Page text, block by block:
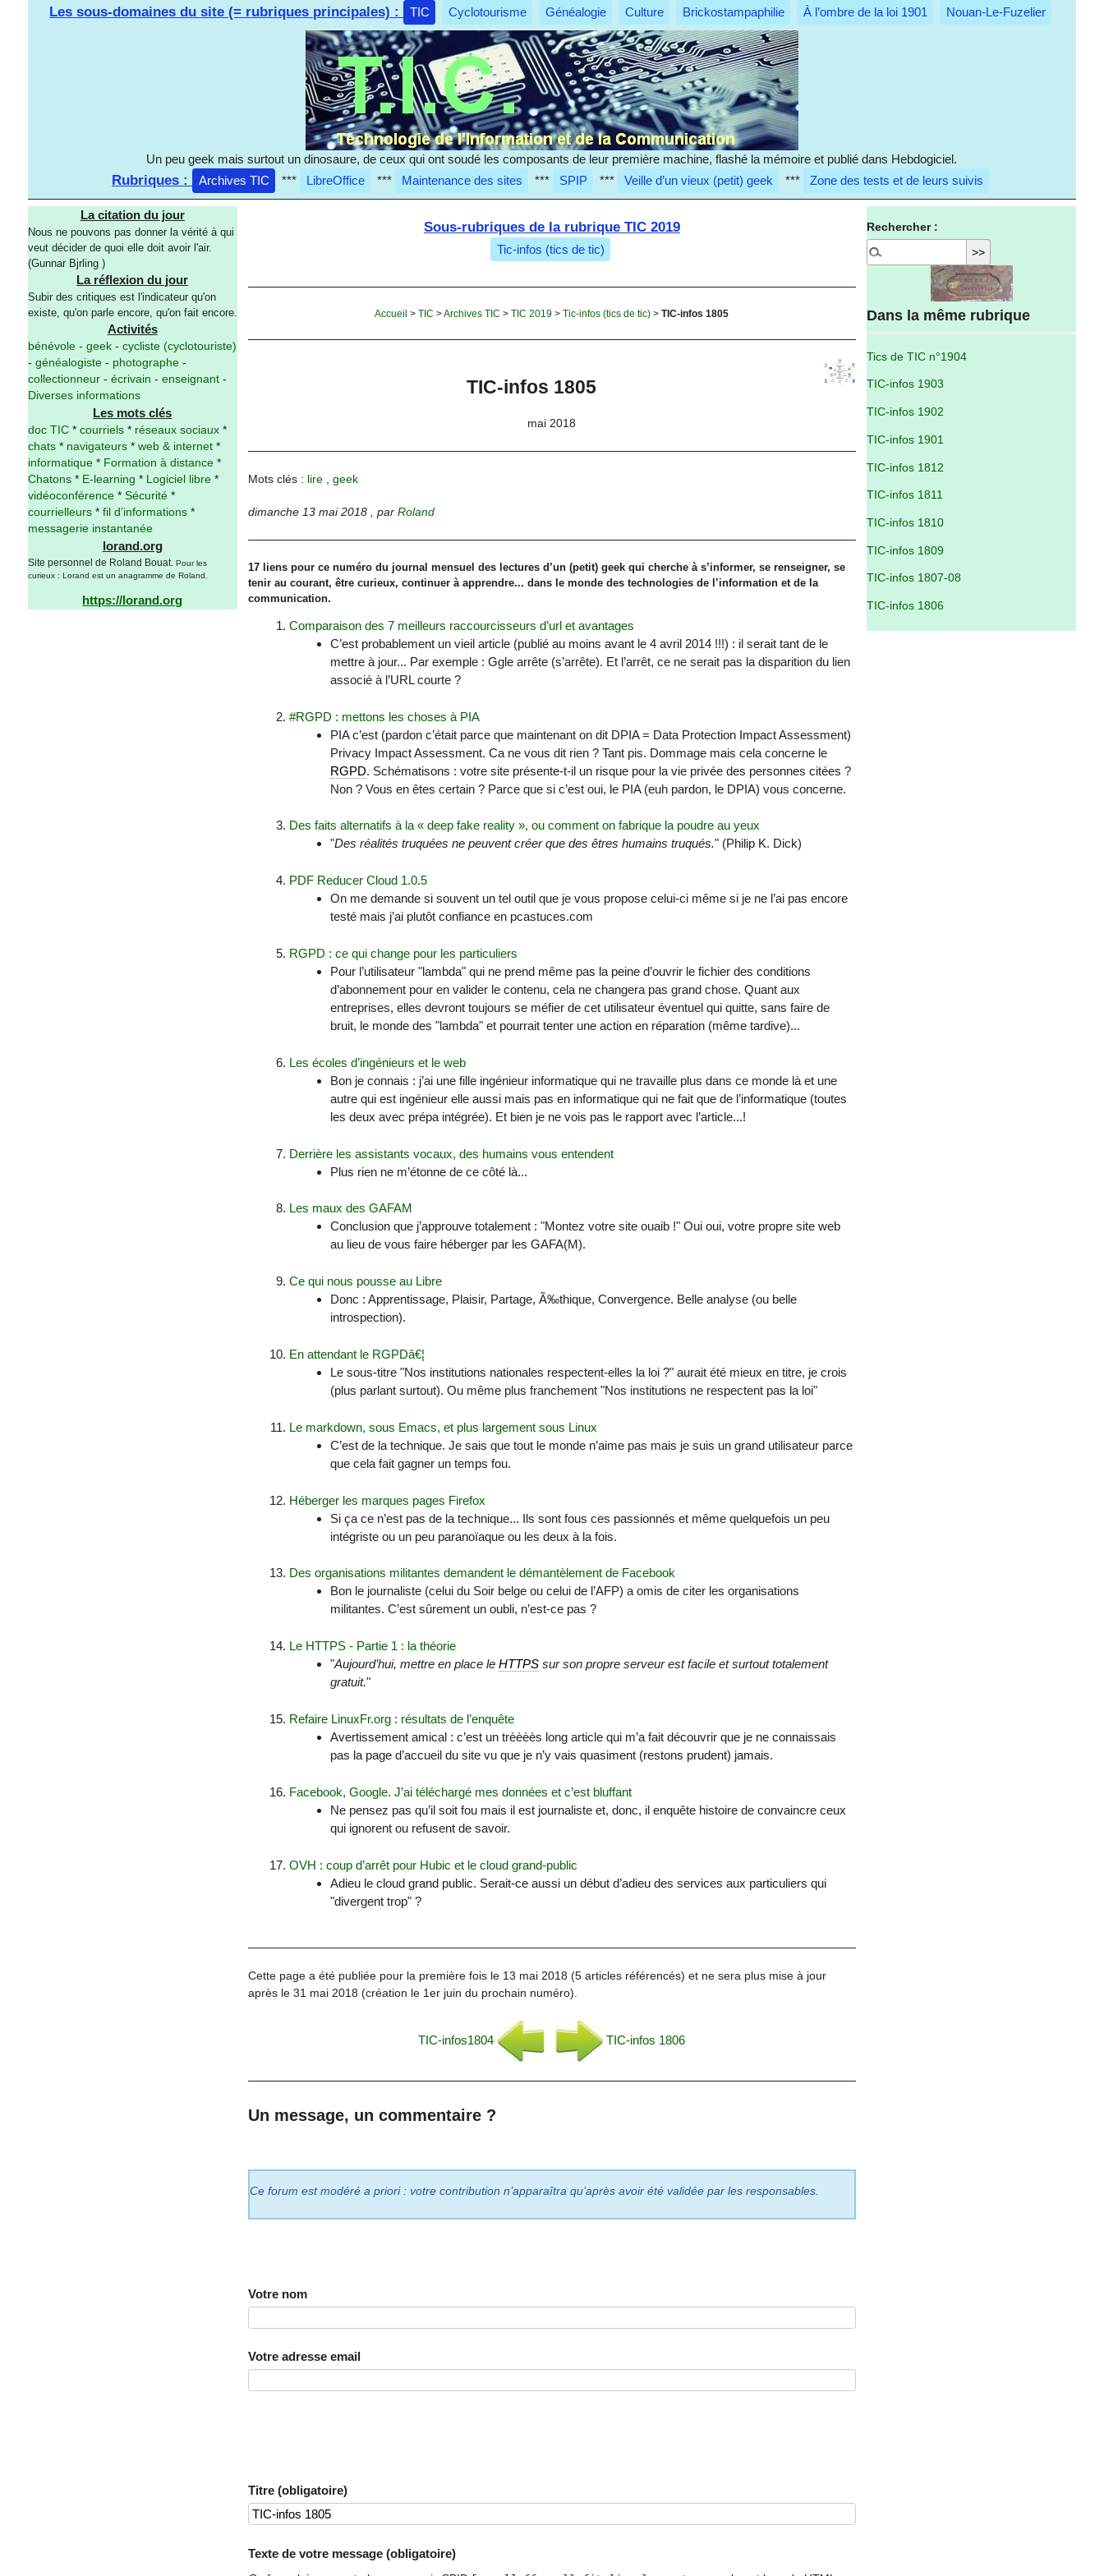
Les sous-domaines du site (= rubriques principales) : TIC Cyclotourisme Généalogie Culture Brickostampaphilie À l’ombre de la loi 1901 Nouan-Le-Fuzelier
Un peu geek mais surtout un dinosaure, de ceux qui ont soudé les composants de leur première machine, flashé la mémoire et publié dans Hebdogiciel.
Rubriques : Archives TIC *** LibreOffice *** Maintenance des sites *** SPIP *** Veille d’un vieux (petit) geek *** Zone des tests et de leurs suivis
La citation du jour
Nous ne pouvons pas donner la vérité à qui
veut décider de quoi elle doit avoir l'air.
(Gunnar Bjrling )
La réflexion du jour
Subir des critiques est l'indicateur qu'on
existe, qu'on parle encore, qu'on fait encore.
Activités
bénévole- geek- cycliste (cyclotouriste)
- généalogiste- photographe-
collectionneur- écrivain - enseignant-
Diverses informations
Les mots clés
doc TIC* courriels* réseaux sociaux*
chats* navigateurs* web & internet*
informatique* Formation à distance*
Chatons* E-learning * Logiciel libre*
vidéoconférence* Sécurité*
courrielleurs* fil d’informations*
messagerie instantanée
lorand.org
Site personnel de Roland Bouat. Pour les
curieux : Lorand est un anagramme de Roland.
https://lorand.org
Sous-rubriques de la rubrique TIC 2019
Tic-infos (tics de tic)
Accueil >TIC >Archives TIC >TIC 2019 >Tic-infos (tics de tic) >TIC-infos 1805
TIC-infos 1805
mai 2018
Mots clés : lire, geek
dimanche 13 mai 2018 , par Roland
17 liens pour ce numéro du journal mensuel des lectures d’un (petit) geek qui cherche à s’informer, se renseigner, se
tenir au courant, être curieux, continuer à apprendre... dans le monde des technologies de l’information et de la
communication.
Comparaison des 7 meilleurs raccourcisseurs d’url et avantages
C’est probablement un vieil article (publié au moins avant le 4 avril 2014 !!!) : il serait tant de le
mettre à jour... Par exemple : Ggle arrête (s’arrête). Et l’arrêt, ce ne serait pas la disparition du lien
associé à l’URL courte ?
#RGPD : mettons les choses à PIA
PIA c’est (pardon c’était parce que maintenant on dit DPIA = Data Protection Impact Assessment)
Privacy Impact Assessment. Ca ne vous dit rien ? Tant pis. Dommage mais cela concerne le
RGPD. Schématisons : votre site présente-t-il un risque pour la vie privée des personnes citées ?
Non ? Vous en êtes certain ? Parce que si c’est oui, le PIA (euh pardon, le DPIA) vous concerne.
Des faits alternatifs à la « deep fake reality », ou comment on fabrique la poudre au yeux
"Des réalités truquées ne peuvent créer que des êtres humains truqués." (Philip K. Dick)
PDF Reducer Cloud 1.0.5
On me demande si souvent un tel outil que je vous propose celui-ci même si je ne l’ai pas encore
testé mais j’ai plutôt confiance en pcastuces.com
RGPD : ce qui change pour les particuliers
Pour l’utilisateur "lambda" qui ne prend même pas la peine d’ouvrir le fichier des conditions
d’abonnement pour en valider le contenu, cela ne changera pas grand chose. Quant aux
entreprises, elles devront toujours se méfier de cet utilisateur éventuel qui quitte, sans faire de
bruit, le monde des "lambda" et pourrait tenter une action en réparation (même tardive)...
Les écoles d’ingénieurs et le web
Bon je connais : j’ai une fille ingénieur informatique qui ne travaille plus dans ce monde là et une
autre qui est ingénieur elle aussi mais pas en informatique qui ne fait que de l’informatique (toutes
les deux avec prépa intégrée). Et bien je ne vois pas le rapport avec l’article...!
Derrière les assistants vocaux, des humains vous entendent
Plus rien ne m’étonne de ce côté là...
Les maux des GAFAM
Conclusion que j’approuve totalement : "Montez votre site ouaib !" Oui oui, votre propre site web
au lieu de vous faire héberger par les GAFA(M).
Ce qui nous pousse au Libre
Donc : Apprentissage, Plaisir, Partage, Ã‰thique, Convergence. Belle analyse (ou belle
introspection).
En attendant le RGPDâ€¦
Le sous-titre "Nos institutions nationales respectent-elles la loi ?" aurait été mieux en titre, je crois
(plus parlant surtout). Ou même plus franchement "Nos institutions ne respectent pas la loi"
Le markdown, sous Emacs, et plus largement sous Linux
C’est de la technique. Je sais que tout le monde n’aime pas mais je suis un grand utilisateur parce
que cela fait gagner un temps fou.
Héberger les marques pages Firefox
Si ça ce n’est pas de la technique... Ils sont fous ces passionnés et même quelquefois un peu
intégriste ou un peu paranoïaque ou les deux à la fois.
Des organisations militantes demandent le démantèlement de Facebook
Bon le journaliste (celui du Soir belge ou celui de l’AFP) a omis de citer les organisations
militantes. C’est sûrement un oubli, n’est-ce pas ?
Le HTTPS - Partie 1 : la théorie
"Aujourd’hui, mettre en place le HTTPSsur son propre serveur est facile et surtout totalement
gratuit."
Refaire LinuxFr.org : résultats de l’enquête
Avertissement amical : c’est un trèèèès long article qui m’a fait découvrir que je ne connaissais
pas la page d’accueil du site vu que je n’y vais quasiment (restons prudent) jamais.
Facebook, Google. J’ai téléchargé mes données et c’est bluffant
Ne pensez pas qu’il soit fou mais il est journaliste et, donc, il enquête histoire de convaincre ceux
qui ignorent ou refusent de savoir.
OVH : coup d’arrêt pour Hubic et le cloud grand-public
Adieu le cloud grand public. Serait-ce aussi un début d’adieu des services aux particuliers qui
"divergent trop" ?
Cette page a été publiée pour la première fois le 13 mai 2018 (5 articles référencés) et ne sera plus mise à jour
après le 31 mai 2018 (création le 1er juin du prochain numéro).
TIC-infos1804 TIC-infos 1806
Un message, un commentaire ?
Ce forum est modéré a priori : votre contribution n’apparaîtra qu’après avoir été validée par les responsables.
Votre nom
Votre adresse email
Titre (obligatoire)
Texte de votre message (obligatoire)
Rechercher :
Dans la même rubrique
Tics de TIC n°1904
TIC-infos 1903
TIC-infos 1902
TIC-infos 1901
TIC-infos 1812
TIC-infos 1811
TIC-infos 1810
TIC-infos 1809
TIC-infos 1807-08
TIC-infos 1806